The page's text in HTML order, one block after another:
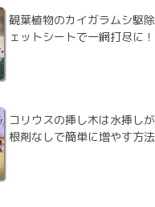
観葉植物のカイガラムシ駆
ェットシートで一網打尽に！
コリウスの挿し木は水挿し
根剤なしで簡単に増やす方法